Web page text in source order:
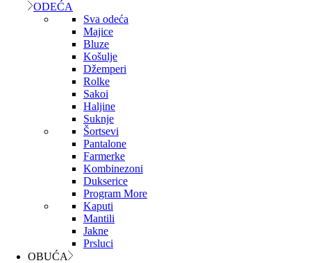
ODEĆA
Sva odeća
Majice
Bluze
Košulje
Džemperi
Rolke
Sakoi
Haljine
Suknje
Šortsevi
Pantalone
Farmerke
Kombinezoni
Dukserice
Program More
Kaputi
Mantili
Jakne
Prsluci
OBUĆA